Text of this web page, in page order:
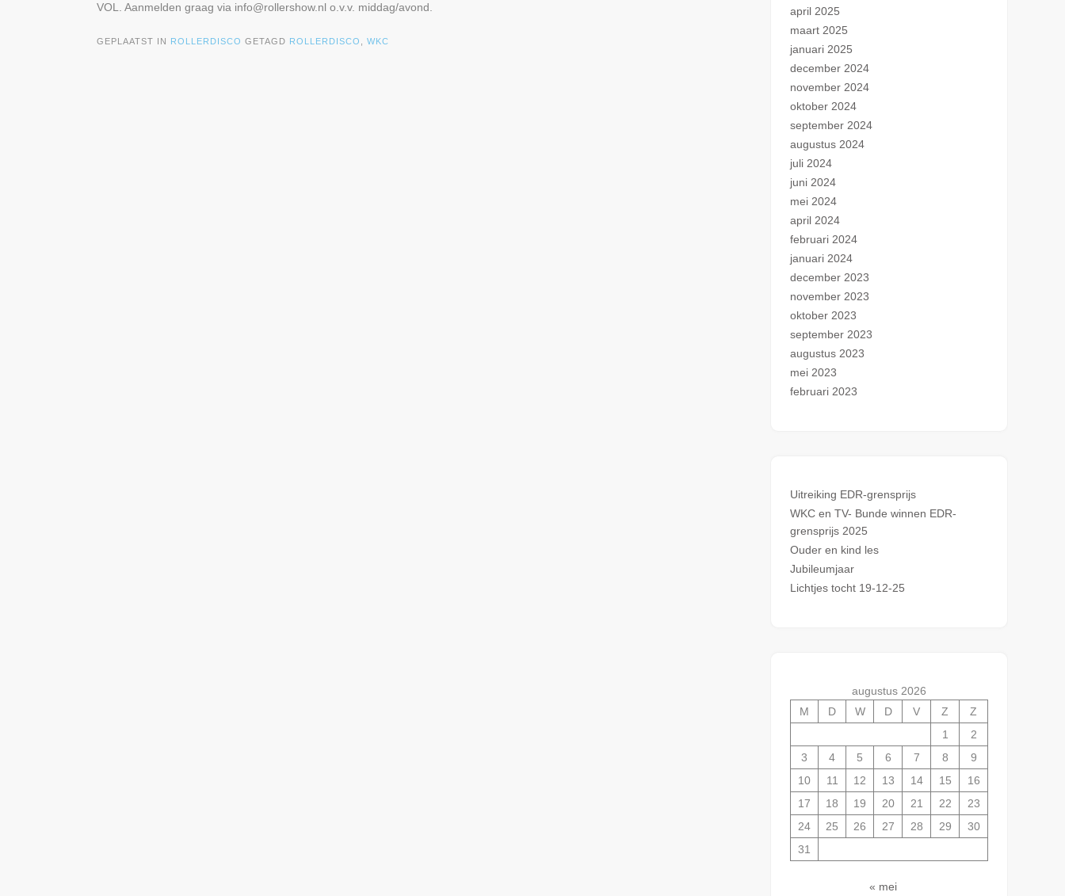
VOL. Aanmelden graag via info@rollershow.nl o.v.v. middag/avond.
GEPLAATST IN ROLLERDISCO GETAGD ROLLERDISCO WKC
april 2025
maart 2025
januari 2025
december 2024
november 2024
oktober 2024
september 2024
augustus 2024
juli 2024
juni 2024
mei 2024
april 2024
februari 2024
januari 2024
december 2023
november 2023
oktober 2023
september 2023
augustus 2023
mei 2023
februari 2023
Uitreiking EDR-grensprijs
WKC en TV- Bunde winnen EDR-
grensprijs 2025
Ouder en kind les
Jubileumjaar
Lichtjes tocht 19-12-25
augustus 2026
M
D W D V Z
Z
1
2
3
4 5 6 7 8
9
10
11 12 13 14 15
16
17
18 19 20 21 22
23
24
25 26 27 28 29
30
31
« mei